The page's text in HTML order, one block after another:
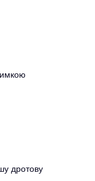
дротову